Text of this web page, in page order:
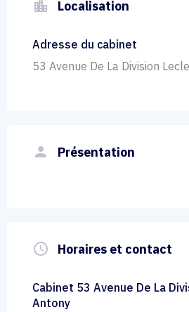
location_city Localisation
Adresse du cabinet
53 Avenue De La Division
person Présentation
query_builder Horaires et contact
Cabinet 53 Avenue De La
Antony